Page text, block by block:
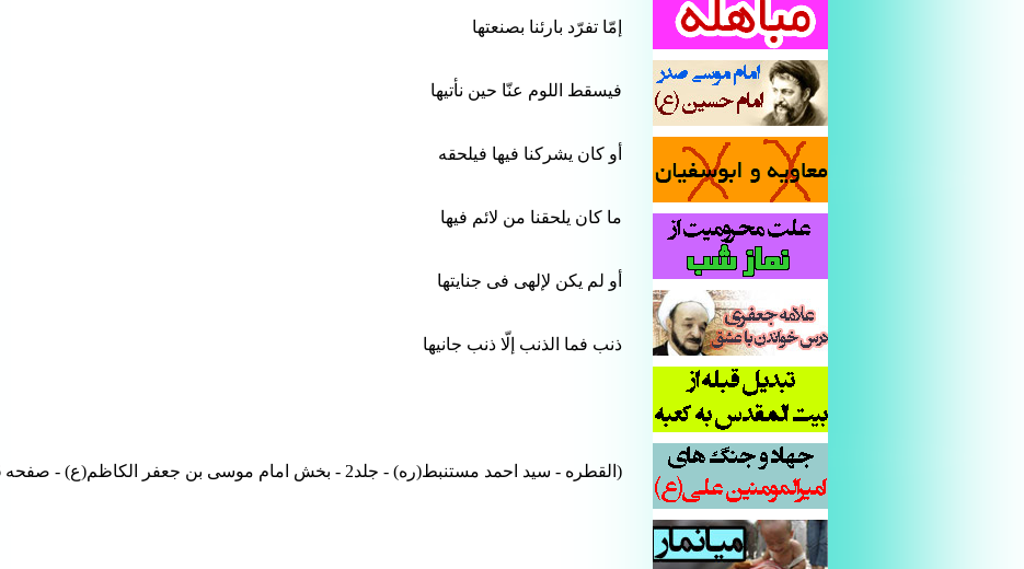
إمّا تفرّد بارئنا بصنعتها
فیسقط اللوم عنّا حین نأتیها
أو کان یشرکنا فیها فیلحقه
ما کان یلحقنا من لائم فیها
أو لم یکن لإلهی فی جنایتها
ذنب فما الذنب إلّا ذنب جانیها
(القطره - سید احمد مستنبط(ره) - جلد2 - بخش امام موسی بن جعفر الکاظم(ع) - صفحه 646)